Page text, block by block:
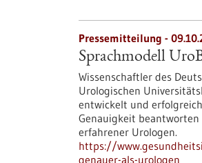
Pressemitteilung -
Sprachmodell
Wissenschaftler des
Urologischen
entwickelt und
Genauigkeit
erfahrener Urologen.
https://
genauer-als-urologen